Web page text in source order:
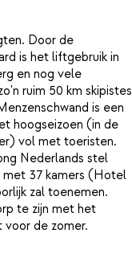
Door de
is het liftgebruik in
en nog vele
ruim 50 km skipistes
is een
hoogseizoen (in de
vol met toeristen.
Nederlands stel
37 kamers (Hotel
zal toenemen.
te zijn met het